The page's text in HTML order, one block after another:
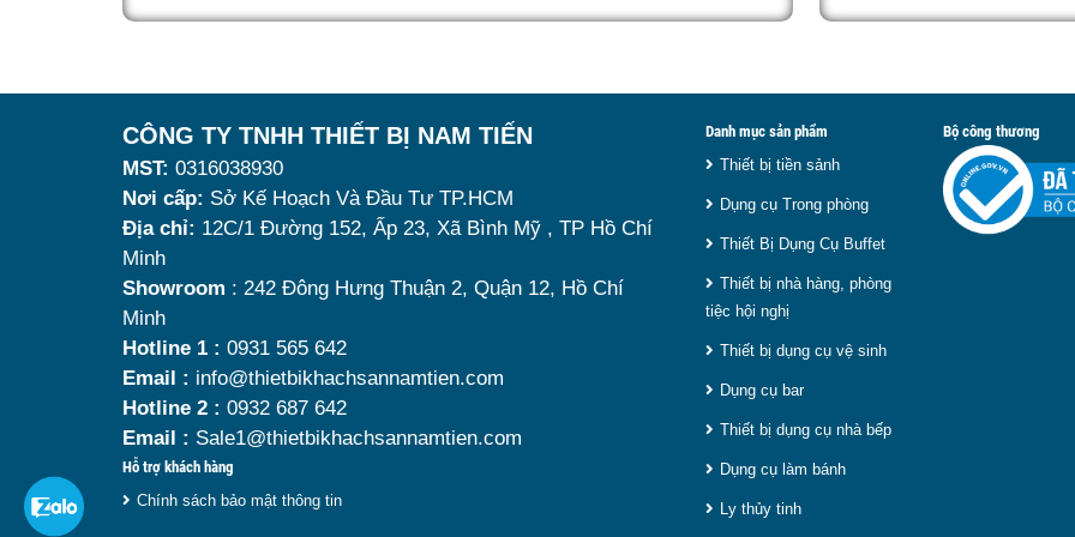
Hãy cùng tìm hiểu ngay trong bài viết dưới đây.
của quầy
nguội, làm giảm hương vị món ăn và ảnh hưởng đến
trải nghiệm khách hàng. Vì vậy, việc chọn đúng sản
phẩm giữ nhiệt tốt, bền đẹp và phù hợp nhu cầu sử
dụng là vô cùng quan trọng. Dưới đây làtop 9 nồi hâm
Tuy
là loại
điện hay
trọng giúp
CÔNG TY TNHH THIẾT BỊ NAM TIẾN
MST: 0316038930
Nơi cấp: Sở Kế Hoạch Và Đầu Tư TP.HCM
Địa chỉ: 12C/1 Đường 152, Ấp 23, Xã Bình Mỹ , TP Hồ Chí
Minh
Showroom : 242 Đông Hưng Thuận 2, Quận 12, Hồ Chí
Minh
Hotline 1 : 0931 565 642
Email : info@thietbikhachsannamtien.com
Hotline 2 : 0932 687 642
Email : Sale1@thietbikhachsannamtien.com
Hỗ trợ khách hàng
Chính sách bảo mật thông tin
Danh mục sản phẩm
Thiết bị tiền sảnh
Dụng cụ Trong phòng
Thiết Bị Dụng Cụ Buffet
Thiết bị nhà hàng, phòng
tiệc hội nghị
Thiết bị dụng cụ vệ sinh
Dụng cụ bar
Thiết bị dụng cụ nhà bếp
Dụng cụ làm bánh
Ly thủy tinh
Bộ công thương